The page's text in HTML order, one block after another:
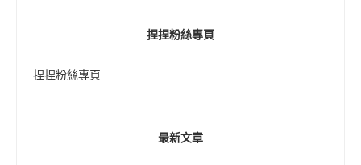
捏捏粉絲專頁
捏捏粉絲專頁
最新文章